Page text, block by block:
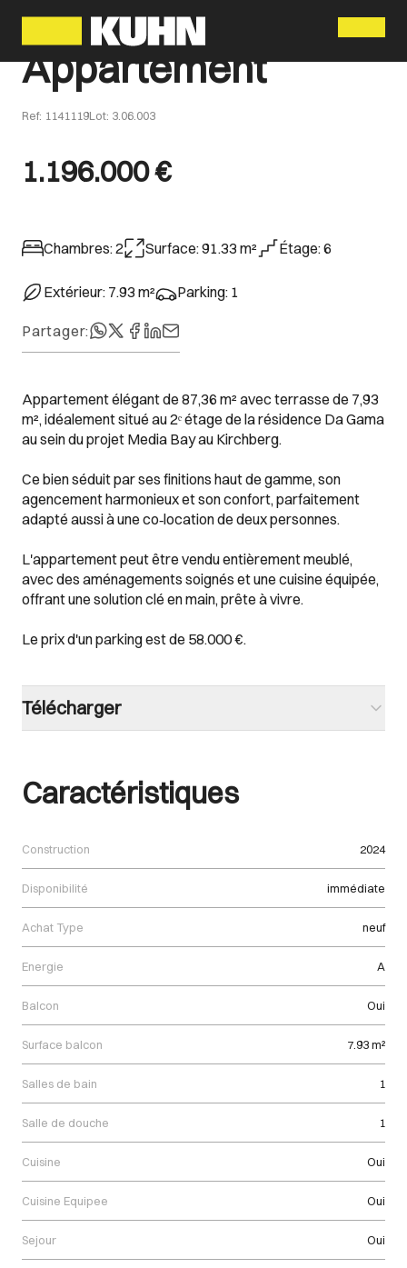
Appartement
Ref: 1141119Lot: 3.06.003
Chambres:2 Surface:91.33 m² Étage:6
Extérieur: 7.93 m² Parking: 1
Partager:
Appartement élégant de 87,36 m² avec terrasse de 7,93
m², idéalement situé au 2ᵉ étage de la résidence Da Gama
au sein du projet Media Bay au Kirchberg.
Ce bien séduit par ses finitions haut de gamme, son
agencement harmonieux et son confort, parfaitement
adapté aussi à une co‑location de deux personnes.
L'appartement peut être vendu entièrement meublé,
avec des aménagements soignés et une cuisine équipée,
offrant une solution clé en main, prête à vivre.
Le prix d'un parking est de 58.000 €.
Télécharger
1.196.000 €
Caractéristiques
Construction 2024
Disponibilité immédiate
Achat Type neuf
Energie A
Balcon Oui
Surface balcon 7.93 m²
Salles de bain 1
Salle de douche 1
Cuisine Oui
Cuisine Equipee Oui
Sejour Oui
Menu